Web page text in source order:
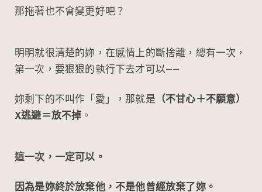
那拖著也不會變更好吧？
明明就很清楚的妳，在感情上的斷捨離，總有一次，
第一次，要狠狠的執行下去才可以——
妳剩下的不叫作「愛」，那就是 （不甘心＋不願意）
X逃避＝放不掉 。
這一次，一定可以。
因為是妳終於放棄他，不是他曾經放棄了妳。